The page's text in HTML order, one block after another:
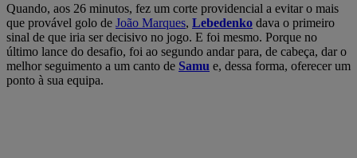
Quando, aos 26 minutos, fez um corte providencial a evitar o mais
que provável golo de João Marques, Lebedenko dava o primeiro
sinal de que iria ser decisivo no jogo. E foi mesmo. Porque no
último lance do desafio, foi ao segundo andar para, de cabeça, dar o
melhor seguimento a um canto de Samu e, dessa forma, oferecer um
ponto à sua equipa.